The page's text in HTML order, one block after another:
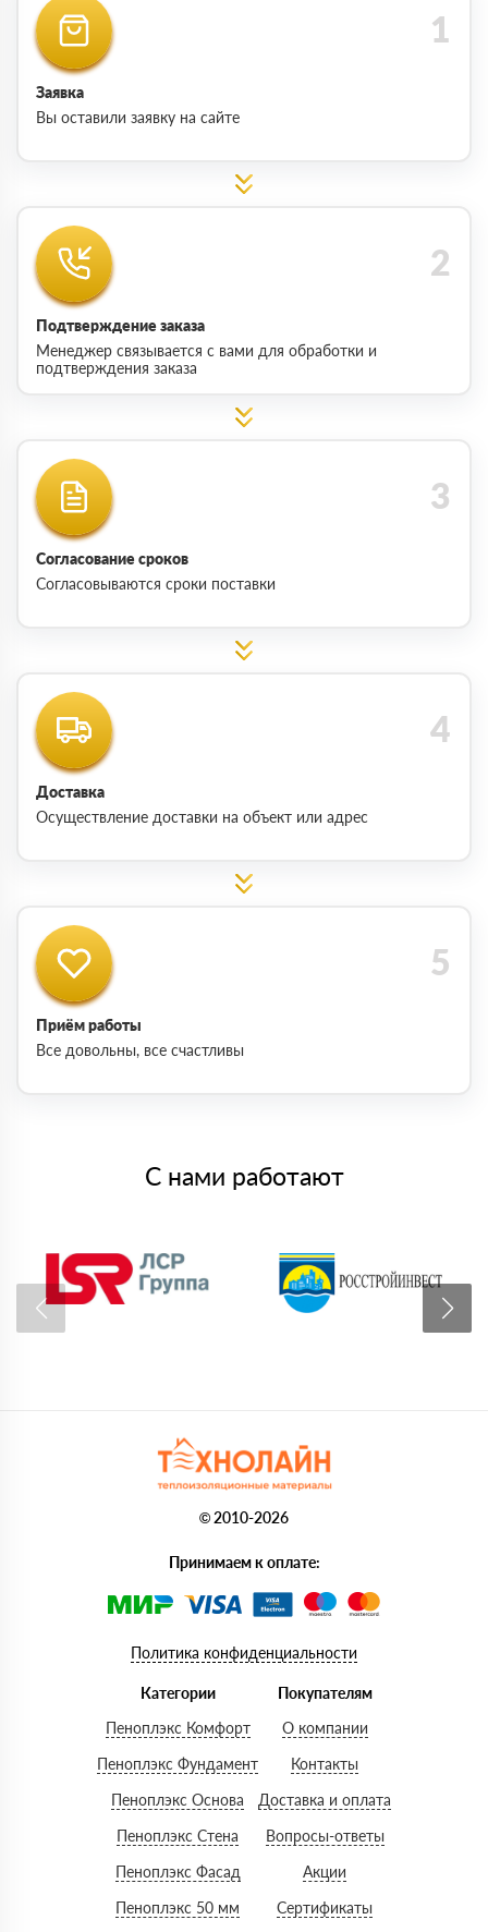
Заявка
Вы оставили заявку на сайте
Подтверждение заказа
Менеджер связывается с вами для обработки и
подтверждения заказа
Согласование сроков
Согласовываются сроки поставки
Доставка
Осуществление доставки на объект или адрес
Приём работы
Все довольны, все счастливы
С нами работают
© 2010-2026
Принимаем к оплате:
Политика конфиденциальности
Категории
Пеноплэкс Комфорт
Пеноплэкс Фундамент
Пеноплэкс Основа
Пеноплэкс Стена
Пеноплэкс Фасад
Пеноплэкс 50 мм
Покупателям
О компании
Контакты
Доставка и оплата
Вопросы-ответы
Акции
Сертификаты